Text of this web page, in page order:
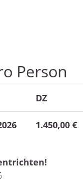
Person
DZ
1.450,00 €